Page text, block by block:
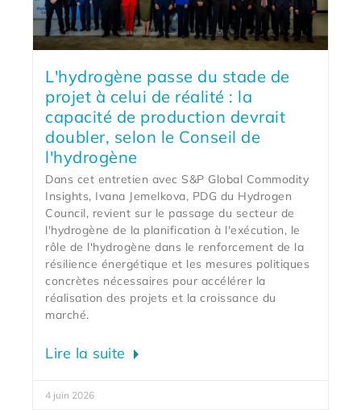
L'hydrogène passe du stade de
projet à celui de réalité : la
capacité de production devrait
doubler, selon le Conseil de
l'hydrogène
Dans cet entretien avec S&P Global Commodity
Insights, Ivana Jemelkova, PDG du Hydrogen
Council, revient sur le passage du secteur de
l'hydrogène de la planification à l'exécution, le
rôle de l'hydrogène dans le renforcement de la
résilience énergétique et les mesures politiques
concrètes nécessaires pour accélérer la
réalisation des projets et la croissance du
marché.
Lire la suite
4 juin 2026